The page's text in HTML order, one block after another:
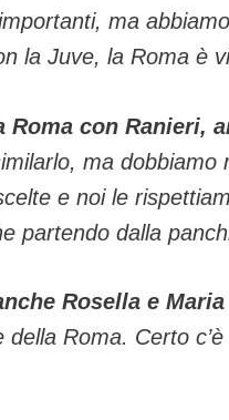
ma
la Juve, la Roma è
Roma con Ranieri,
ma
e noi le
partendo dalla
Rosella e
Roma. Certo